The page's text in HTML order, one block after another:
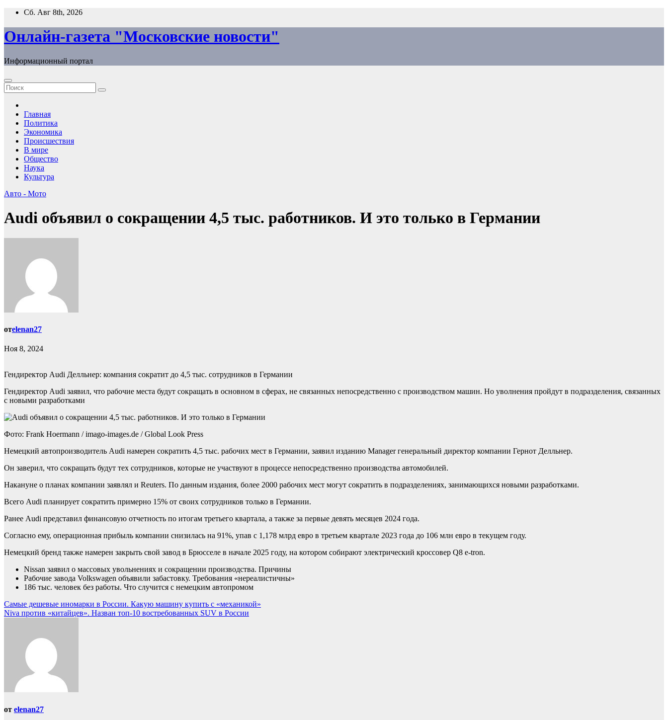
Перейти
содержимому
Сб. Авг 8th, 2026
Онлайн-газета "Московские новости"
Информационный портал
Главная
Политика
Экономика
Происшествия
В мире
Общество
Наука
Культура
Авто - Мото
Audi объявил о сокращении 4,5 тыс. работников. И это только в Германии
отelenan27
Ноя 8, 2024
Гендиректор Audi Делльнер: компания сократит до 4,5 тыс. сотрудников в Германии
Гендиректор Audi заявил, что рабочие места будут сокращать в основном в сферах, не связанных непосредственно с производством машин. Но уволнения пройдут в подразделения, связанных
с новыми разработками
Фото: Frank Hoermann / imago-images.de / Global Look Press
Немецкий автопроизводитель Audi намерен сократить 4,5 тыс. рабочих мест в Германии, заявил изданию Manager генеральный директор компании Гернот Делльнер.
Он заверил, что сокращать будут тех сотрудников, которые не участвуют в процессе непосредственно производства автомобилей.
Накануне о планах компании заявлял и Reuters. По данным издания, более 2000 рабочих мест могут сократить в подразделениях, занимающихся новыми разработками.
Всего Audi планирует сократить примерно 15% от своих сотрудников только в Германии.
Ранее Audi представил финансовую отчетность по итогам третьего квартала, а также за первые девять месяцев 2024 года.
Согласно ему, операционная прибыль компании снизилась на 91%, упав с 1,178 млрд евро в третьем квартале 2023 года до 106 млн евро в текущем году.
Немецкий бренд также намерен закрыть свой завод в Брюсселе в начале 2025 году, на котором собирают электрический кроссовер Q8 e-tron.
Nissan заявил о массовых увольнениях и сокращении производства. Причины
Рабочие завода Volkswagen объявили забастовку. Требования «нереалистичны»
186 тыс. человек без работы. Что случится с немецким автопромом
Навигация
по
Самые дешевые иномарки в России. Какую машину купить с «механикой»
Niva против «китайцев». Назван топ-10 востребованных SUV в России
от elenan27